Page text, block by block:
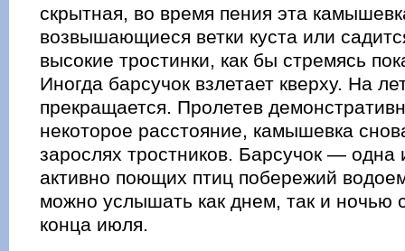
скрытная, во время пения эта
возвышающиеся ветки куста или
высокие тростинки, как бы стремясь
Иногда барсучок взлетает кверху. На
прекращается. Пролетев
некоторое расстояние, камышевка
зарослях тростников. Барсучок — одна
активно поющих птиц побережий
можно услышать как днем, так и ночью
конца июля.